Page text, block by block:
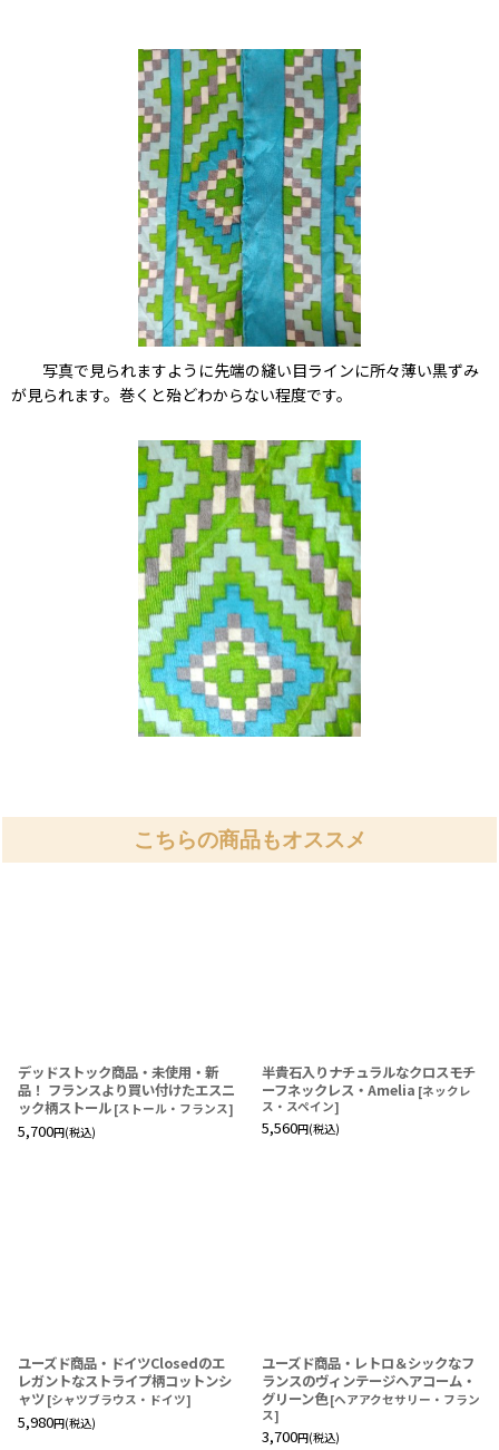
写真で見られますように先端の縫い目ラインに所々薄い黒ずみ
が見られます。巻くと殆どわからない程度です。
こちらの商品もオススメ
デッドストック商品・未使用・新
品！ フランスより買い付けたエスニ
ック柄ストール [ストール・フランス]
5,700円(税込)
半貴石入りナチュラルなクロスモチ
ーフネックレス・Amelia [ネックレ
ス・スペイン]
5,560円(税込)
ユーズド商品・ドイツClosedのエ
レガントなストライプ柄コットンシ
ャツ [シャツブラウス・ドイツ]
5,980円(税込)
ユーズド商品・レトロ＆シックなフ
ランスのヴィンテージヘアコーム・
グリーン色 [ヘアアクセサリー・フラン
ス]
3,700円(税込)